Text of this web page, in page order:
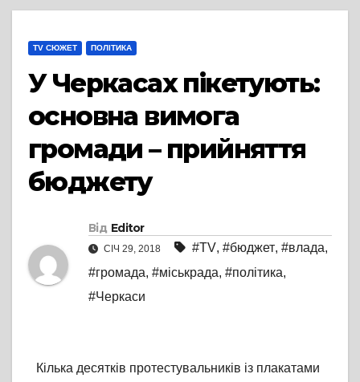
TV СЮЖЕТ ПОЛІТИКА
У Черкасах пікетують:
основна вимога
громади – прийняття
бюджету
Від Editor
СІЧ 29, 2018 #TV, #бюджет, #влада,
#громада, #міськрада, #політика,
#Черкаси
Кілька десятків протестувальників із плакатами